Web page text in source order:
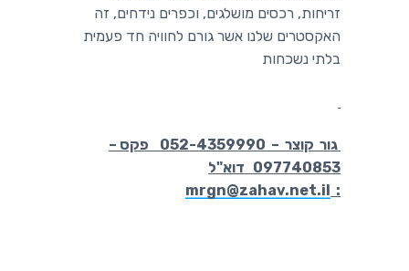
זריחות, רכסים מושלגים, וכפרים נידחים, זה
האקסטרים שלנו אשר גורם לחוויה חד פעמית
בלתי נשכחות
גור קוצר – 052-4359990 פקס –
097740853 דוא"ל
:
mrgn@zahav.net.il